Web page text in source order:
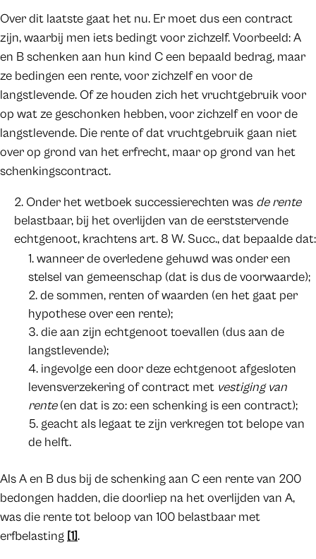
Over dit laatste gaat het nu. Er moet dus een contract
zijn, waarbij men iets bedingt voor zichzelf. Voorbeeld: A
en B schenken aan hun kind C een bepaald bedrag, maar
ze bedingen een rente, voor zichzelf en voor de
langstlevende. Of ze houden zich het vruchtgebruik voor
op wat ze geschonken hebben, voor zichzelf en voor de
langstlevende. Die rente of dat vruchtgebruik gaan niet
over op grond van het erfrecht, maar op grond van het
schenkingscontract.
Onder het wetboek successierechten was de rente
belastbaar, bij het overlijden van de eerststervende
echtgenoot, krachtens art. 8 W. Succ., dat bepaalde dat:
wanneer de overledene gehuwd was onder een
stelsel van gemeenschap (dat is dus de voorwaarde);
de sommen, renten of waarden (en het gaat per
hypothese over een rente);
die aan zijn echtgenoot toevallen (dus aan de
langstlevende);
ingevolge een door deze echtgenoot afgesloten
levensverzekering of contract met vestiging van
rente(en dat is zo: een schenking is een contract);
geacht als legaat te zijn verkregen tot belope van
de helft.
Als A en B dus bij de schenking aan C een rente van 200
bedongen hadden, die doorliep na het overlijden van A,
was die rente tot beloop van 100 belastbaar met
erfbelasting [1].